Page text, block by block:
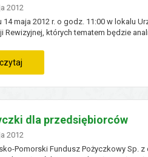
rady
gminy
2012
14 maja 2012 r. o godz. 11:00 w lokalu
Rewizyjnej, których tematem będzie
czytaj
posiedzenie
rewizyjnej
dla przedsiębiorców
2012
Pomorski Fundusz Pożyczkowy Sp. z